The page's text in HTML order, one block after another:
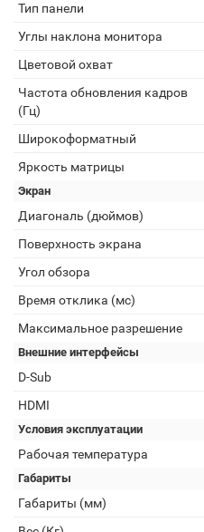
Тип панели
Углы наклона монитора
Цветовой охват
Частота обновления кадров
(Гц)
Широкоформатный
Яркость матрицы
Экран
Диагональ (дюймов)
Поверхность экрана
Угол обзора
Время отклика (мс)
Максимальное разрешение
Внешние интерфейсы
D-Sub
HDMI
Условия эксплуатации
Рабочая температура
Габариты
Габариты (мм)